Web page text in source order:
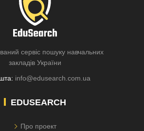
сервіс пошуку навчальних
закладів України
info@edusearch.com.ua
EDUSEARCH
Про проект